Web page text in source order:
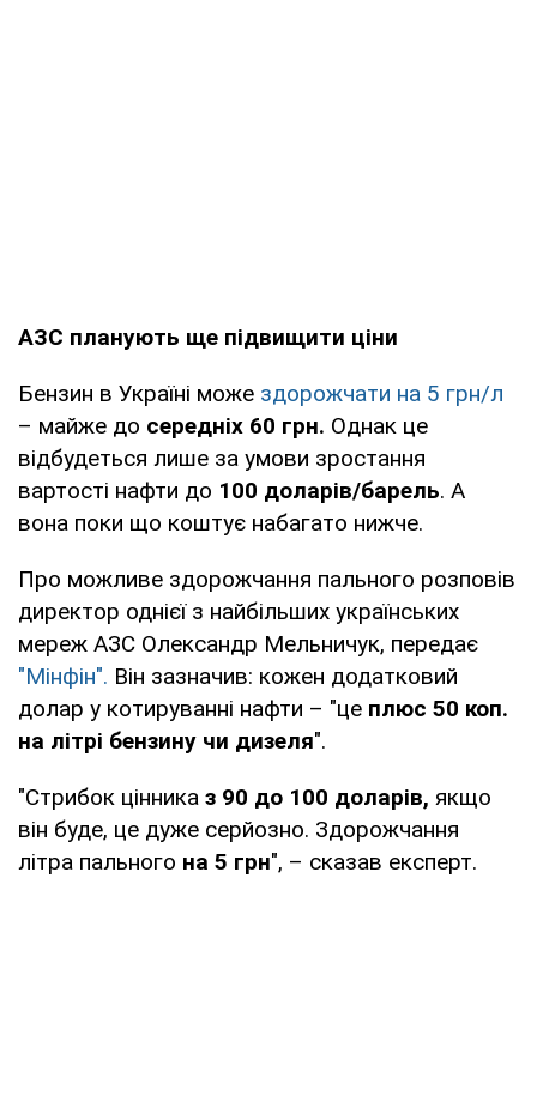
АЗС планують ще підвищити ціни
Бензин в Україні може здорожчати на 5 грн/л
– майже до середніх 60 грн. Однак це
відбудеться лише за умови зростання
вартості нафти до 100 доларів/барель. А
вона поки що коштує набагато нижче.
Про можливе здорожчання пального розповів
директор однієї з найбільших українських
мереж АЗС Олександр Мельничук, передає
"Мінфін". Він зазначив: кожен додатковий
долар у котируванні нафти – "це плюс 50 коп.
на літрі бензину чи дизеля".
"Стрибок цінника з 90 до 100 доларів, якщо
він буде, це дуже серйозно. Здорожчання
літра пального на 5 грн", – сказав експерт.